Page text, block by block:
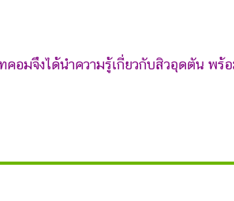
อมจึงได้นำความรู้เกี่ยวกับสิวอุดตัน พร้